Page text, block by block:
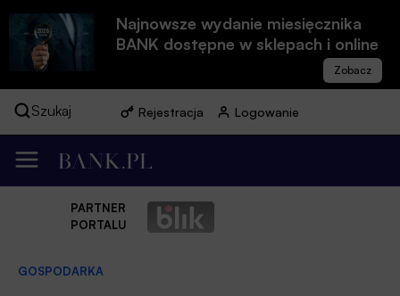
Najnowsze wydanie miesięcznika
BANK dostępne w sklepach i online
Szukaj Rejestracja Logowanie
PARTNER
PORTALU
GOSPODARKA